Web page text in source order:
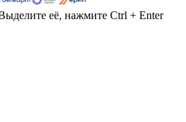
её, нажмите Ctrl + Enter